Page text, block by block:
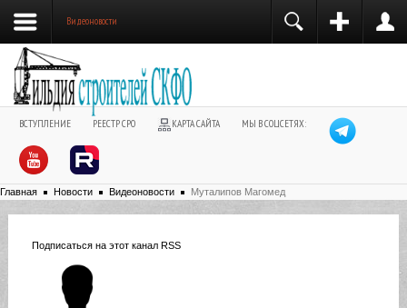
Видеоновости
ВСТУПЛЕНИЕ РЕЕСТР СРО КАРТА САЙТА МЫ В СОЦСЕТЯХ:
Главная Новости Видеоновости Муталипов Магомед
Подписаться на этот канал RSS